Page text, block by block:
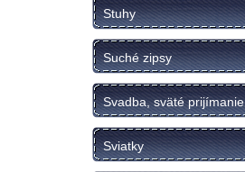
Stuhy
Suché zipsy
Svadba, sväté prijímanie
Sviatky